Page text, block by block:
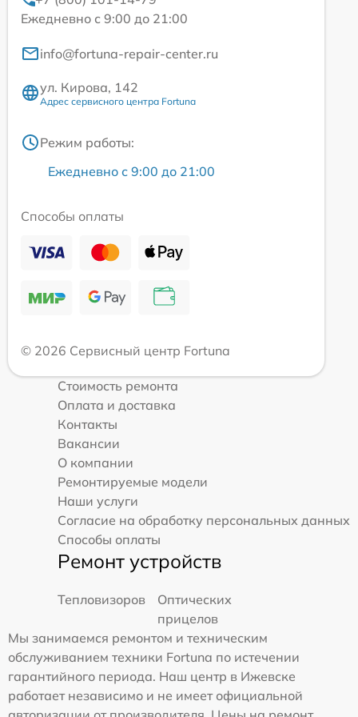
Ежедневно с 9:00 до 21:00
info@fortuna-repair-center.ru
ул. Кирова, 142
Адрес сервисного центра Fortuna
Режим работы:
Ежедневно с 9:00 до 21:00
Способы оплаты
© 2026 Сервисный центр Fortuna
Стоимость ремонта
Оплата и доставка
Контакты
Вакансии
О компании
Ремонтируемые модели
Наши услуги
Согласие на обработку персональных данных
Способы оплаты
Ремонт устройств
Тепловизоров
Оптических
прицелов
Мы занимаемся ремонтом и техническим
обслуживанием техники Fortuna по истечении
гарантийного периода. Наш центр в Ижевске
работает независимо и не имеет официальной